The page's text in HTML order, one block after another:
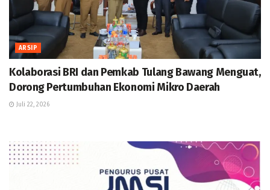
ARSIP
Kolaborasi BRI dan Pemkab Tulang Bawang Menguat,
Dorong Pertumbuhan Ekonomi Mikro Daerah
Juli 22, 2026